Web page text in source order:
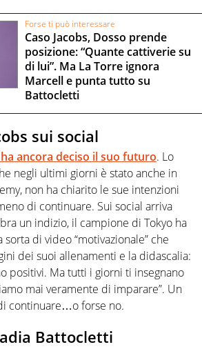
Forse ti può interessare
Caso Jacobs, Dosso prende
posizione: “Quante cattiverie su
di lui”. Ma La Torre ignora
Marcell e punta tutto su
Battocletti
sui social
ancora deciso il suo futuro. Lo
negli ultimi giorni è stato anche in
non ha chiarito le sue intenzioni
di continuare. Sui social arriva
un indizio, il campione di Tokyo ha
di video “motivazionale” che
dei suoi allenamenti e la didascalia:
positivi. Ma tutti i giorni ti insegnano
mai veramente di imparare”. Un
continuare…o forse no.
Battocletti